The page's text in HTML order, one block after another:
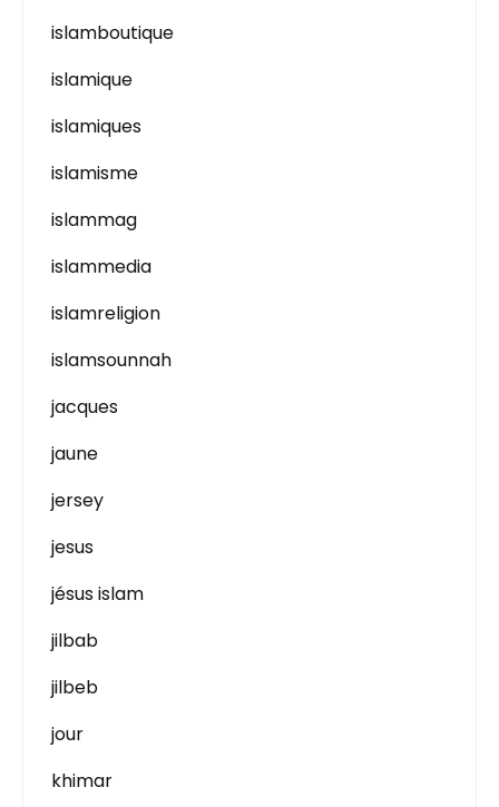
islamboutique
islamique
islamiques
islamisme
islammag
islammedia
islamreligion
islamsounnah
jacques
jaune
jersey
jesus
jésus islam
jilbab
jilbeb
jour
khimar